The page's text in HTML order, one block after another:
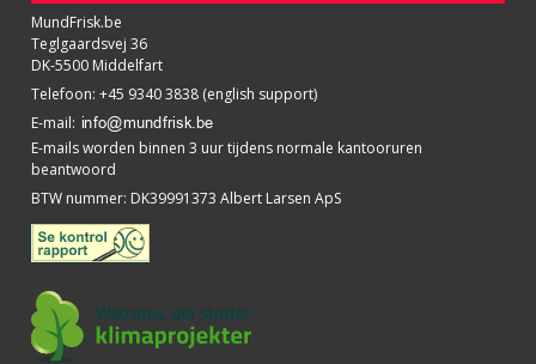
MundFrisk.be
Teglgaardsvej 36
DK-5500 Middelfart
Telefoon: +45 9340 3838 (english support)
E-mail:
E-mails worden binnen 3 uur tijdens normale kantooruren
beantwoord
BTW nummer: DK39991373 Albert Larsen ApS